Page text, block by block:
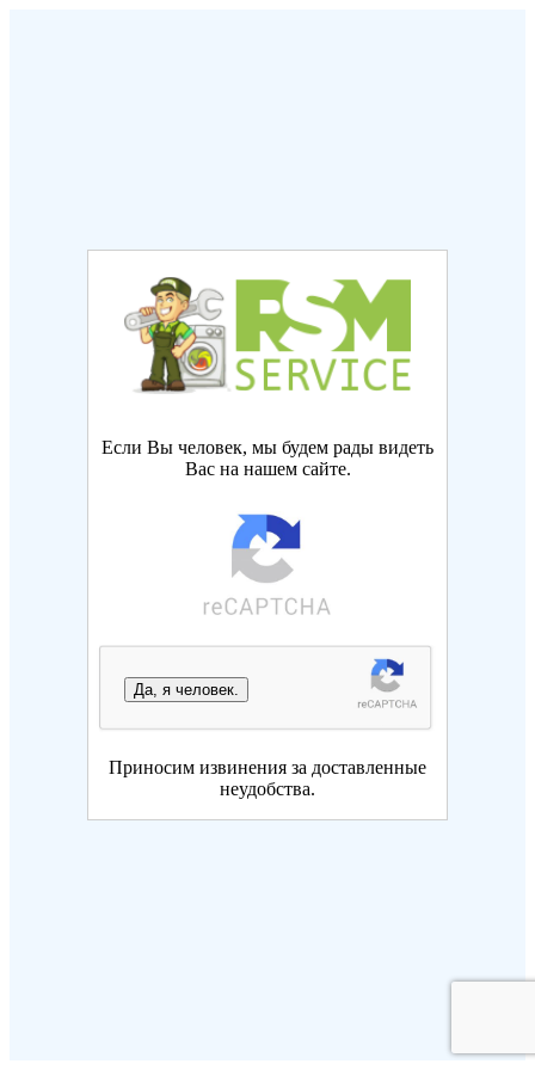
Если Вы человек, мы будем рады видеть
Вас на нашем сайте.
Да, я человек.
Приносим извинения за доставленные
неудобства.